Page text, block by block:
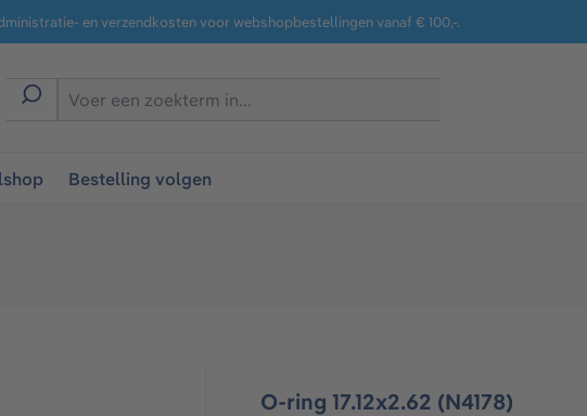
en verzendkosten voor webshopbestellingen vanaf € 100,-.
Bestelling volgen
O-ring 17.12x2.62 (N4178)